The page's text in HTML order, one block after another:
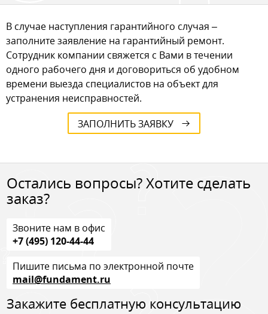
В случае наступления гарантийного случая –
заполните заявление на гарантийный ремонт.
Сотрудник компании свяжется с Вами в течении
одного рабочего дня и договориться об удобном
времени выезда специалистов на объект для
устранения неисправностей.
ЗАПОЛНИТЬ ЗАЯВКУ
Остались вопросы? Хотите сделать
заказ?
Звоните нам в офис
+7 (495) 120-44-44
Пишите письма по электронной почте
mail@fundament.ru
Закажите бесплатную консультацию